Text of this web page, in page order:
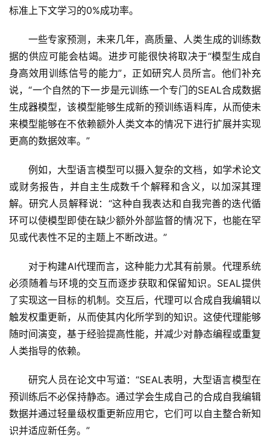
标准上下文学习的0%成功率。
一些专家预测，未来几年，高质量、人类生成的训练数
据的供应可能会枯竭。进步可能很快将取决于“模型生成自
身高效用训练信号的能力”，正如研究人员所言。他们补充
说，“一个自然的下一步是元训练一个专门的SEAL合成数据
生成器模型，该模型能够生成新的预训练语料库，从而使未
来模型能够在不依赖额外人类文本的情况下进行扩展并实现
更高的数据效率。”
例如，大型语言模型可以摄入复杂的文档，如学术论文
或财务报告，并自主生成数千个解释和含义，以加深其理
解。研究人员解释说：“这种自我表达和自我完善的迭代循
环可以使模型即使在缺少额外外部监督的情况下，也能在罕
见或代表性不足的主题上不断改进。”
对于构建AI代理而言，这种能力尤其有前景。代理系统
必须随着与环境的交互而逐步获取和保留知识。SEAL提供
了实现这一目标的机制。交互后，代理可以合成自我编辑以
触发权重更新，从而使其内化所学到的知识。这使代理能够
随时间演变，基于经验提高性能，并减少对静态编程或重复
人类指导的依赖。
研究人员在论文中写道：“SEAL表明，大型语言模型在
预训练后不必保持静态。通过学会生成自己的合成自我编辑
数据并通过轻量级权重更新应用它，它们可以自主整合新知
识并适应新任务。”